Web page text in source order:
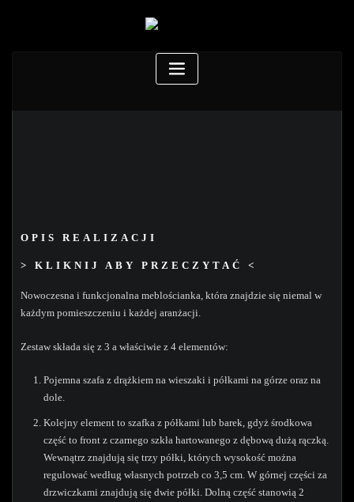
OPIS REALIZACJI
> KLIKNIJ ABY PRZECZYTAĆ <
Nowoczesna i funkcjonalna meblościanka, która znajdzie się niemal w
każdym pomieszczeniu i każdej aranżacji.
Zestaw składa się z 3 a właściwie z 4 elementów:
Pojemna szafa z drążkiem na wieszaki i półkami na górze oraz na
dole.
Kolejny element to szafka z półkami lub barek, gdyż środkowa
część to front z czarnego szkła hartowanego z dębową dużą rączką.
Wewnątrz znajdują się trzy półki, których wysokość można
regulować według własnych potrzeb co 3,5 cm. W górnej części za
drzwiczkami znajdują się dwie półki. Dolną część stanowią 2